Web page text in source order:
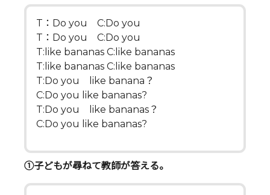
T：Do you C:Do you
T：Do you C:Do you
T:like bananas C:like bananas
T:like bananas C:like bananas
T:Do you like banana？
C:Do you like bananas?
T:Do you like bananas？
C:Do you like bananas?
①子どもが尋ねて教師が答える。